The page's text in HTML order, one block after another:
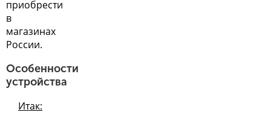
приобрести
в
магазинах
России.
Особенности
устройства
Итак: